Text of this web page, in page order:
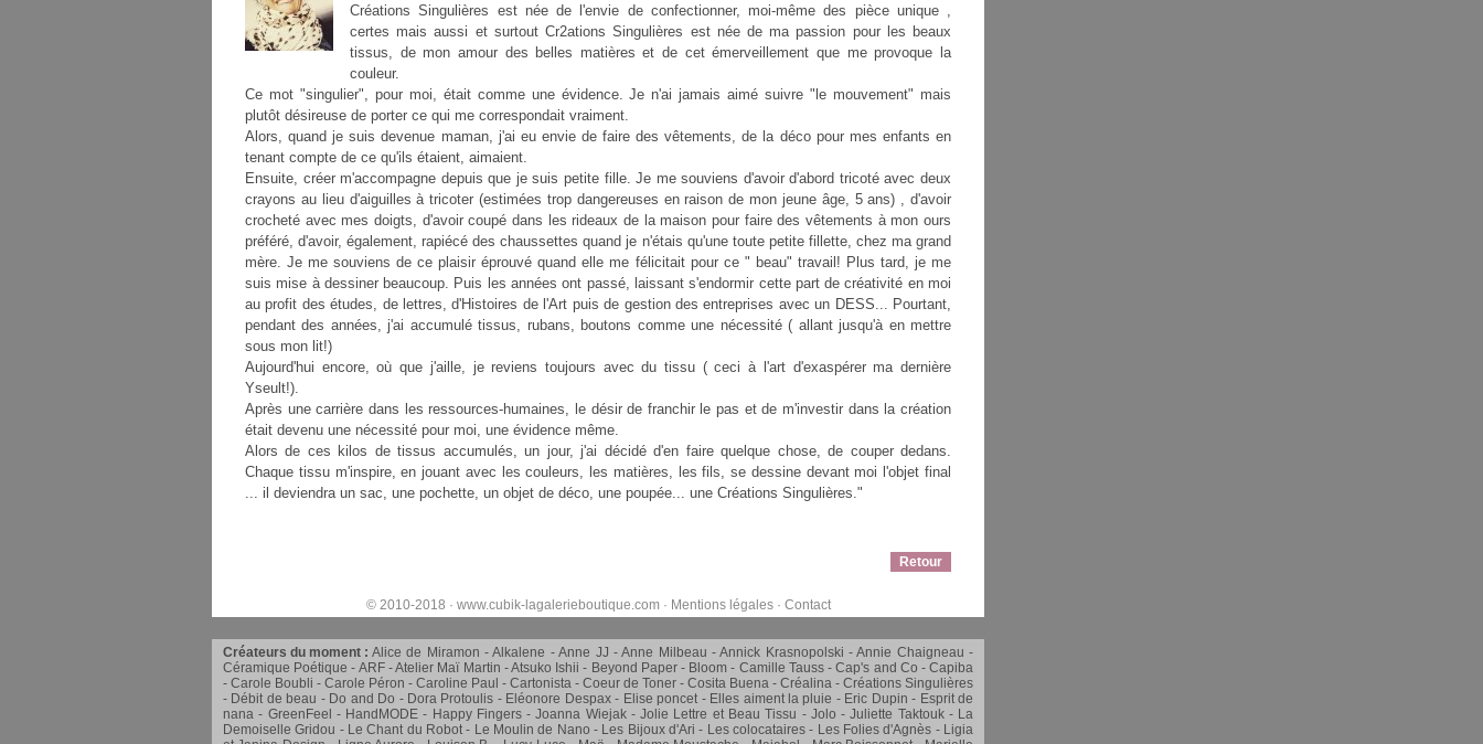
Créations Singulières est née de l'envie de confectionner, moi-même des pièce unique ,
certes mais aussi et surtout Cr2ations Singulières est née de ma passion pour les beaux
tissus, de mon amour des belles matières et de cet émerveillement que me provoque la
couleur.
Ce mot "singulier", pour moi, était comme une évidence. Je n'ai jamais aimé suivre "le mouvement" mais
plutôt désireuse de porter ce qui me correspondait vraiment.
Alors, quand je suis devenue maman, j'ai eu envie de faire des vêtements, de la déco pour mes enfants en
tenant compte de ce qu'ils étaient, aimaient.
Ensuite, créer m'accompagne depuis que je suis petite fille. Je me souviens d'avoir d'abord tricoté avec deux
crayons au lieu d'aiguilles à tricoter (estimées trop dangereuses en raison de mon jeune âge, 5 ans) , d'avoir
crocheté avec mes doigts, d'avoir coupé dans les rideaux de la maison pour faire des vêtements à mon ours
préféré, d'avoir, également, rapiécé des chaussettes quand je n'étais qu'une toute petite fillette, chez ma grand
mère. Je me souviens de ce plaisir éprouvé quand elle me félicitait pour ce " beau" travail! Plus tard, je me
suis mise à dessiner beaucoup. Puis les années ont passé, laissant s'endormir cette part de créativité en moi
au profit des études, de lettres, d'Histoires de l'Art puis de gestion des entreprises avec un DESS... Pourtant,
pendant des années, j'ai accumulé tissus, rubans, boutons comme une nécessité ( allant jusqu'à en mettre
sous mon lit!)
Aujourd'hui encore, où que j'aille, je reviens toujours avec du tissu ( ceci à l'art d'exaspérer ma dernière
Yseult!).
Après une carrière dans les ressources-humaines, le désir de franchir le pas et de m'investir dans la création
était devenu une nécessité pour moi, une évidence même.
Alors de ces kilos de tissus accumulés, un jour, j'ai décidé d'en faire quelque chose, de couper dedans.
Chaque tissu m'inspire, en jouant avec les couleurs, les matières, les fils, se dessine devant moi l'objet final
... il deviendra un sac, une pochette, un objet de déco, une poupée... une Créations Singulières."
Retour
© 2010-2018 · www.cubik-lagalerieboutique.com· Mentions légales· Contact
Créateurs du moment : Alice de Miramon Alkalene Anne JJ Anne Milbeau Annick Krasnopolski
Annie Chaigneau -
Céramique Poétique
ARF Atelier Maï Martin Atsuko Ishii Beyond Paper Bloom Camille Tauss Cap's and Co
Capiba
Carole Boubli
Carole Péron Caroline Paul Cartonista Coeur de Toner Cosita Buena Créalina
Créations Singulières
Débit de beau
Do and Do Dora Protoulis Eléonore Despax Elise poncet Elles aiment la pluie Eric Dupin
Esprit de
nana
GreenFeel HandMODE Happy Fingers Joanna Wiejak Jolie Lettre et Beau Tissu Jolo Juliette Taktouk
La
Demoiselle Gridou
Le Chant du Robot Le Moulin de Nano Les Bijoux d'Ari Les colocataires Les Folies d'Agnès
Ligia